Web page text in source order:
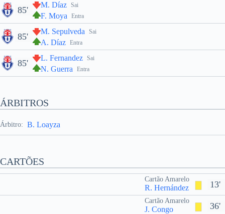
Sai
M. Díaz
Entra
F. Moya
85'
Sai
M. Sepulveda
Entra
A. Díaz
85'
Sai
L. Fernandez
Entra
N. Guerra
85'
ÁRBITROS
Árbitro: B. Loayza
CARTÕES
13'
Cartão Amarelo
R. Hernández
36'
Cartão Amarelo
J. Congo